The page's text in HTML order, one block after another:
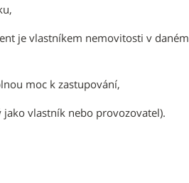
je vlastníkem nemovitosti v daném
moc k zastupování,
vlastník nebo provozovatel).